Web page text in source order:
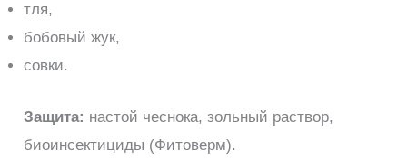
тля,
бобовый жук,
совки.
Защита: настой чеснока, зольный раствор,
биоинсектициды (Фитоверм).